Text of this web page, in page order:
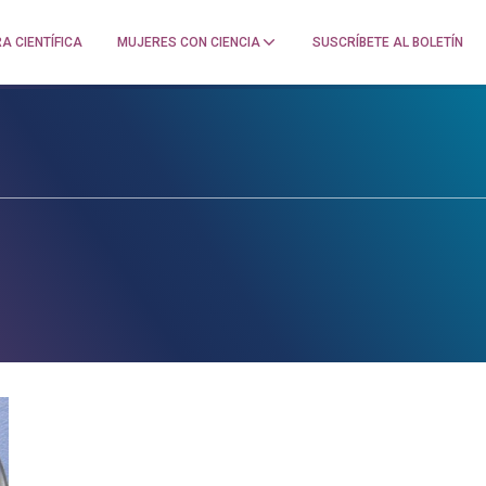
CIENTÍFICA MUJERES CON CIENCIA SUSCRÍBETE AL BOLETÍN